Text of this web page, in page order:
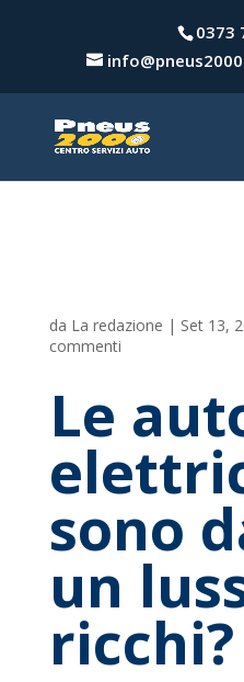
0373
da La redazione | Set 13,
commenti
Le
sono
un
ricchi?